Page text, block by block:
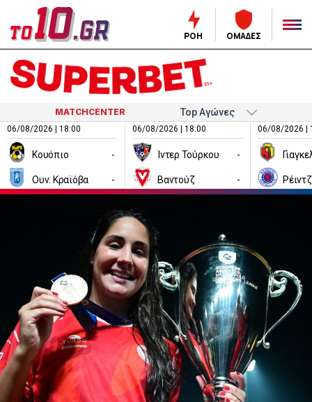
ΡΟΗ ΟΜΑΔΕΣ
MATCHCENTER
06/08/2026 | 18:00
Κουόπιο -
Ουν. Κραϊόβα -
06/08/2026 | 18:00
Ίντερ Τούρκου -
Βαντούζ -
06/08/2026 |